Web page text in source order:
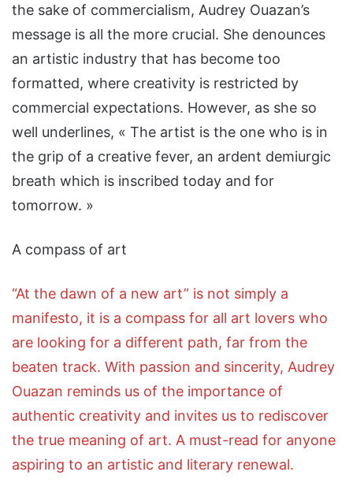
the sake of commercialism, Audrey Ouazan’s
message is all the more crucial. She denounces
an artistic industry that has become too
formatted, where creativity is restricted by
commercial expectations. However, as she so
well underlines, « The artist is the one who is in
the grip of a creative fever, an ardent demiurgic
breath which is inscribed today and for
tomorrow. »
A compass of art
“At the dawn of a new art” is not simply a
manifesto, it is a compass for all art lovers who
are looking for a different path, far from the
beaten track. With passion and sincerity, Audrey
Ouazan reminds us of the importance of
authentic creativity and invites us to rediscover
the true meaning of art. A must-read for anyone
aspiring to an artistic and literary renewal.